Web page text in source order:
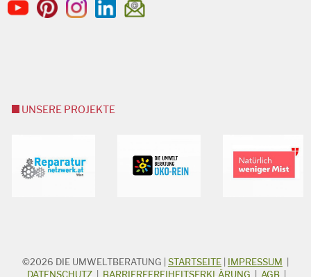
UNSERE PROJEKTE
STICHWORTSUCHE
©2026 DIE UMWELTBERATUNG STARTSEITE IMPRESSUM
DATENSCHUTZ
BARRIEREFREIHEITSERKLÄRUNG AGB